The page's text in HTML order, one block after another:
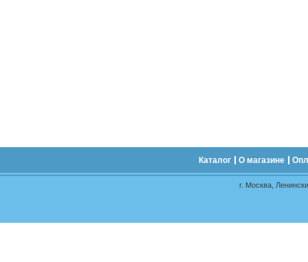
Каталог О магазине
г. Москва,